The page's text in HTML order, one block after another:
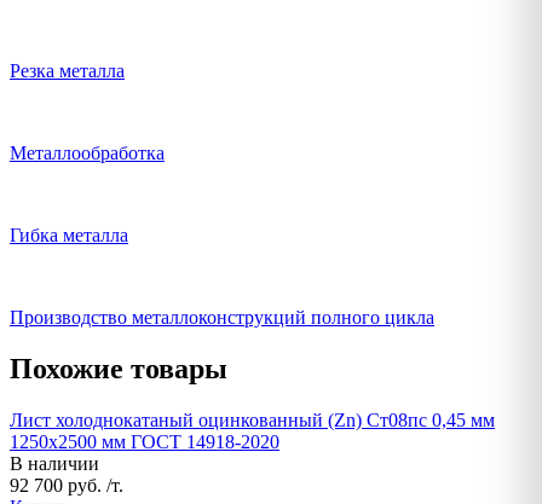
Резка металла
Металлообработка
Гибка металла
Производство металлоконструкций полного цикла
Похожие товары
Лист холоднокатаный оцинкованный (Zn) Ст08пс 0,45 мм
1250х2500 мм ГОСТ 14918-2020
В наличии
92 700 руб. /т.